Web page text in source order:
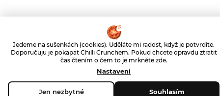
Jedeme na sušenkách (cookies). Uděláte mi radost, když je potvrdíte.
Doporučuju je pokapat Chilli Crunchem. Pokud chcete opravdu ztratit
čas čtením o čem to je mrkněte zde.
Nastavení
Jen nezbytné Souhlasím